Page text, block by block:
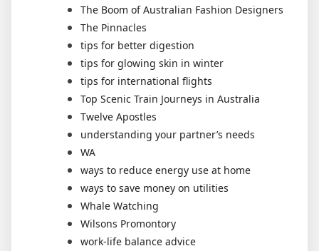
The Boom of Australian Fashion Designers
The Pinnacles
tips for better digestion
tips for glowing skin in winter
tips for international flights
Top Scenic Train Journeys in Australia
Twelve Apostles
understanding your partner’s needs
WA
ways to reduce energy use at home
ways to save money on utilities
Whale Watching
Wilsons Promontory
work-life balance advice